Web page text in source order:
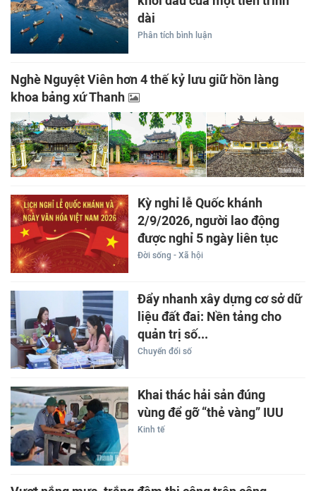
dài
Phân tích bình luận
Nghè Nguyệt Viên hơn 4 thế kỷ lưu giữ hồn làng
khoa bảng xứ Thanh
Kỳ nghỉ lễ Quốc khánh
2/9/2026, người lao động
được nghỉ 5 ngày liên tục
Đời sống - Xã hội
Đẩy nhanh xây dựng cơ sở dữ
liệu đất đai: Nền tảng cho
quản trị số...
Chuyển đổi số
Khai thác hải sản đúng
vùng để gỡ “thẻ vàng” IUU
Kinh tế